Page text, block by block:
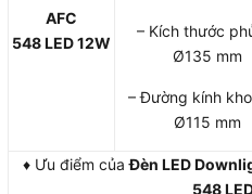
AFC
548LED12W
– Kích thước
Ø135 mm
– Đường kính
Ø115 mm
♦ Ưu điểm củaĐèn LED
548